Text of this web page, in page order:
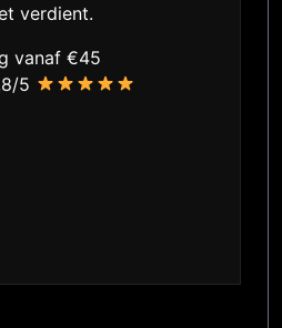
verdient.
vanaf €45
5